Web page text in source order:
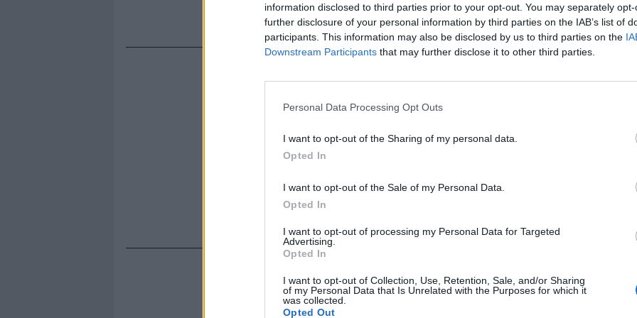
information disclosed to third parties prior to your opt-out. You may separately
further disclosure of your personal information by third parties on the IAB’s list of
participants. This information may also be disclosed by us to third parties on the
Downstream Participants that may further disclose it to other third parties.
Personal Data Processing Opt Outs
I want to opt-out of the Sharing of my personal data.
Opted In
I want to opt-out of the Sale of my Personal Data.
Opted In
I want to opt-out of processing my Personal Data for Targeted
Advertising.
Opted In
I want to opt-out of Collection, Use, Retention, Sale, and/or Sharing
of my Personal Data that Is Unrelated with the Purposes for which it
was collected.
Opted Out
dell'azienda.
Rudy Giuliani a Come States?
americana